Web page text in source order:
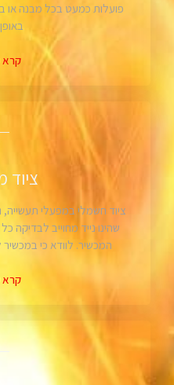
פועלות כמעט בכל מבנה או
קרא
ציוד חשמלי במפעלי תעשייה,
שהינו נייד מחוייב לבדיקה
המכשיר. לוודא כי
קרא